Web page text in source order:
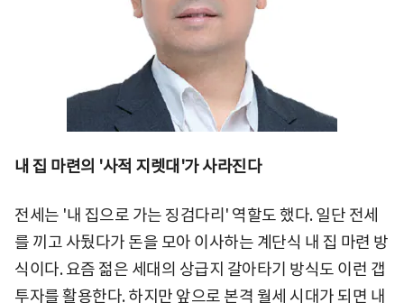
내 집 마련의 '사적 지렛대'가 사라진다
전세는 '내 집으로 가는 징검다리' 역할도 했다. 일단 전세
를 끼고 사뒀다가 돈을 모아 이사하는 계단식 내 집 마련 방
식이다. 요즘 젊은 세대의 상급지 갈아타기 방식도 이런 갭
투자를 활용한다. 하지만 앞으로 본격 월세 시대가 되면 내